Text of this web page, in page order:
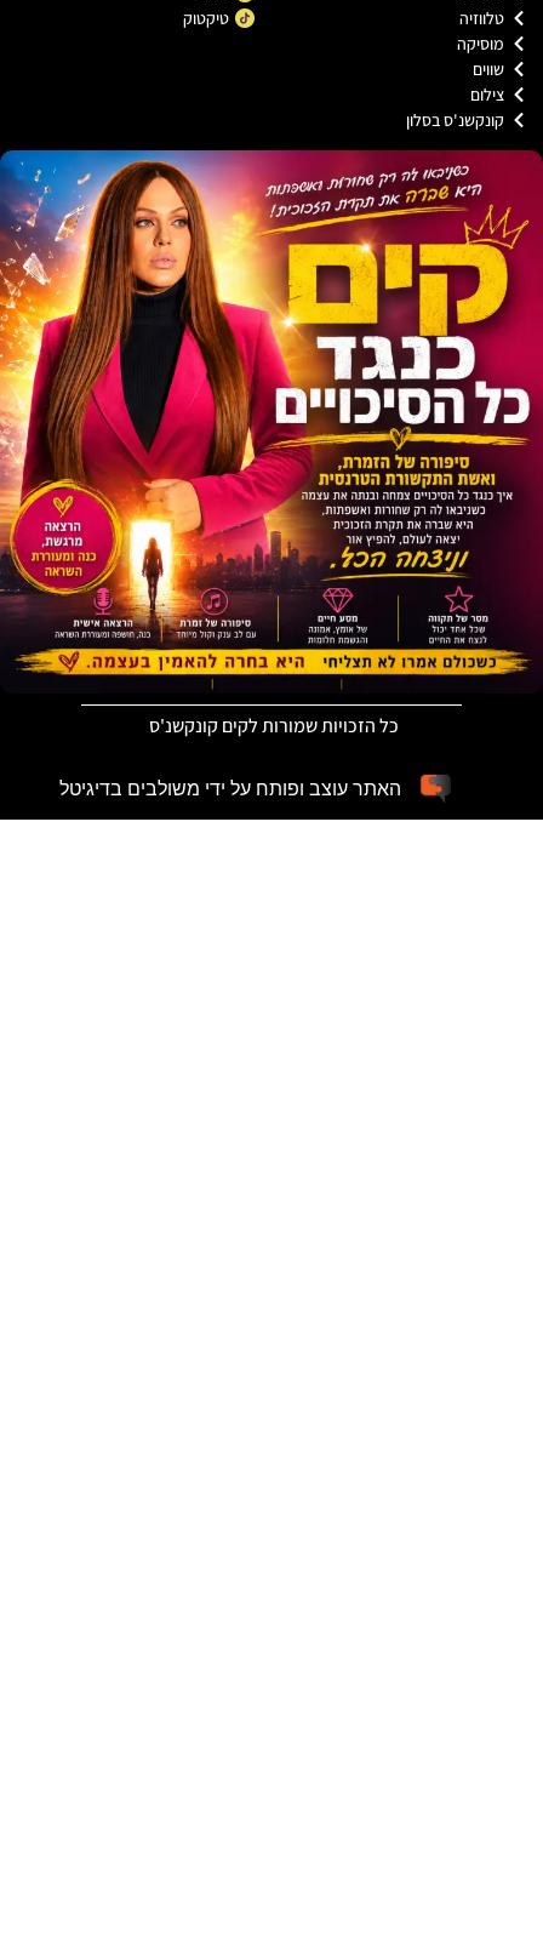
בסלון
טיקטוק
כל הזכויות שמורות לקים קונקשנ'ס
האתר עוצב ופותח על ידי משולבים בדיגיטל